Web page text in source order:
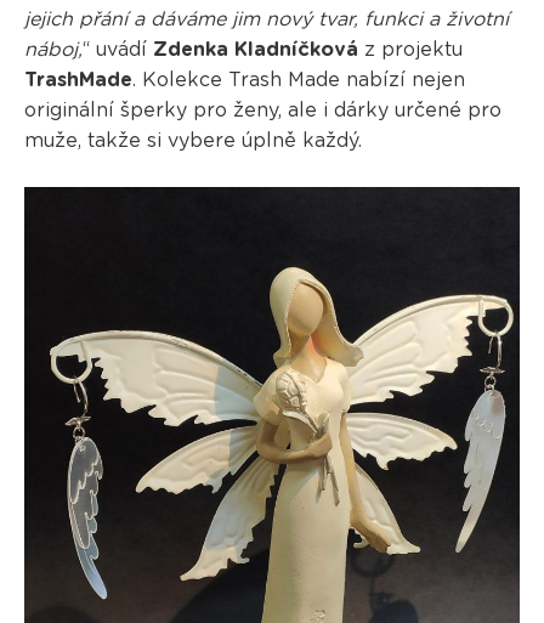
jejich přání a dáváme jim nový tvar, funkci a životní
náboj,“ uvádí Zdenka Kladníčková z projektu
TrashMade. Kolekce Trash Made nabízí nejen
originální šperky pro ženy, ale i dárky určené pro
muže, takže si vybere úplně každý.